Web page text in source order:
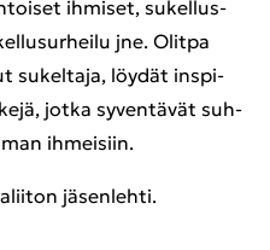
ih­mi­set, su­kel­lus­
jne. Olit­pa
su­kel­ta­ja, löy­dät ins­pi­
jotka sy­ven­tä­vät suh­
ih­mei­siin.
jä­sen­leh­ti.